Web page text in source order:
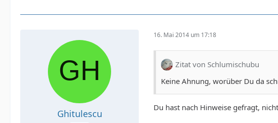
Ghitulescu
16. Mai 2014 um 17:18
Zitat von Schlumischubu
Keine Ahnung, worüber Du da
Du hast nach Hinweise gefragt,